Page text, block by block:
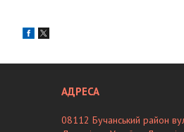
08112 Бучанський район